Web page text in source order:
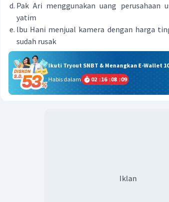
Pak Ari menggunakan uang perusahaan
yatim
lbu Hani menjual kamera dengan harga
sudah rusak
Ikuti Tryout SNBT & Menangkan E-Wallet
Habis dalam
02 :16 :08 :09
Iklan